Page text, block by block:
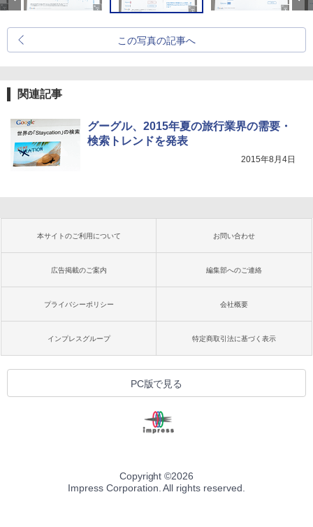
この写真の記事へ
関連記事
グーグル、2015年夏の旅行業界の需要・
検索トレンドを発表
2015年8月4日
本サイトのご利用について お問い合わせ
広告掲載のご案内 編集部へのご連絡
プライバシーポリシー 会社概要
インプレスグループ 特定商取引法に基づく表示
PC版で見る
Copyright ©2026
Impress Corporation. All rights reserved.